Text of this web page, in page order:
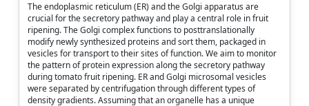
The endoplasmic reticulum (ER) and the Golgi apparatus are
crucial for the secretory pathway and play a central role in fruit
ripening. The Golgi complex functions to posttranslationally
modify newly synthesized proteins and sort them, packaged in
vesicles for transport to their sites of function. We aim to monitor
the pattern of protein expression along the secretory pathway
during tomato fruit ripening. ER and Golgi microsomal vesicles
were separated by centrifugation through different types of
density gradients. Assuming that an organelle has a unique